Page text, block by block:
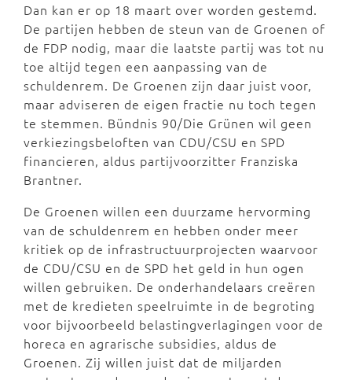
Dan kan er op 18 maart over worden gestemd.
De partijen hebben de steun van de Groenen of
de FDP nodig, maar die laatste partij was tot nu
toe altijd tegen een aanpassing van de
schuldenrem. De Groenen zijn daar juist voor,
maar adviseren de eigen fractie nu toch tegen
te stemmen. Bündnis 90/Die Grünen wil geen
verkiezingsbeloften van CDU/CSU en SPD
financieren, aldus partijvoorzitter Franziska
Brantner.
De Groenen willen een duurzame hervorming
van de schuldenrem en hebben onder meer
kritiek op de infrastructuurprojecten waarvoor
de CDU/CSU en de SPD het geld in hun ogen
willen gebruiken. De onderhandelaars creëren
met de kredieten speelruimte in de begroting
voor bijvoorbeeld belastingverlagingen voor de
horeca en agrarische subsidies, aldus de
Groenen. Zij willen juist dat de miljarden